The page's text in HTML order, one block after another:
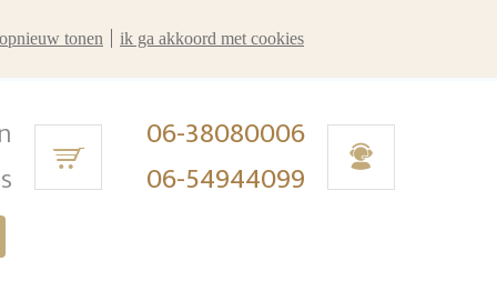
06-38080006
06-54944099
tonen
ik ga akkoord met cookies